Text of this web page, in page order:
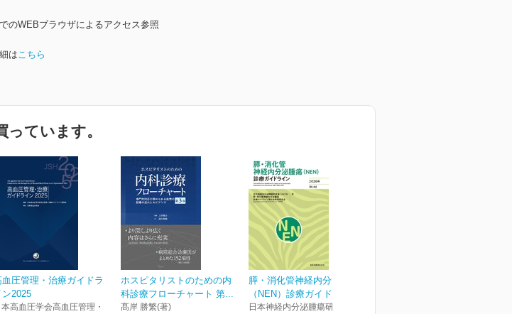
のWEBブラウザによるアクセス参照
はこちら
ています。
血圧管理・治療ガイドラ
ン2025
本高血圧学会高血圧管理・
ホスピタリストのための内
科診療フローチャート 第...
髙岸 勝繁(著)
膵・消化管神経内分泌腫瘍
（NEN）診療ガイドライ...
日本神経内分泌腫瘍研究会